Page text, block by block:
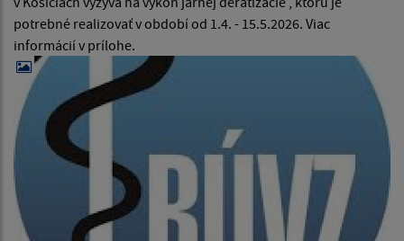
potrebné realizovať v období od 1.4. - 15.5.2026. Viac
informácií v prílohe.